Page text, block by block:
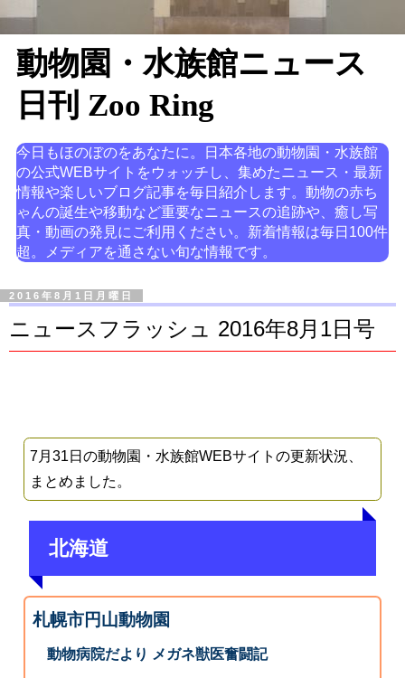
動物園・水族館ニュース
日刊 Zoo Ring
今日もほのぼのをあなたに。日本各地の動物園・水族館
の公式WEBサイトをウォッチし、集めたニュース・最新
情報や楽しいブログ記事を毎日紹介します。動物の赤ち
ゃんの誕生や移動など重要なニュースの追跡や、癒し写
真・動画の発見にご利用ください。新着情報は毎日100件
超。メディアを通さない旬な情報です。
2016年8月1日月曜日
ニュースフラッシュ 2016年8月1日号
7月31日の動物園・水族館WEBサイトの更新状況、
まとめました。
北海道
札幌市円山動物園
動物病院だより メガネ獣医奮闘記